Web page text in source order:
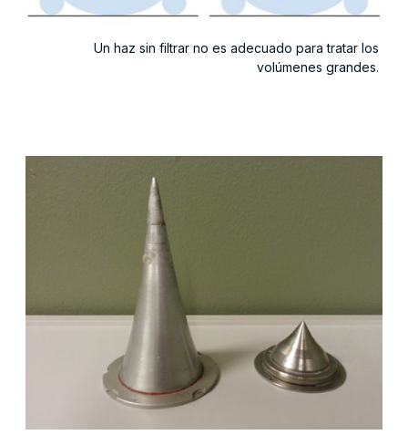
Un haz sin filtrar no es adecuado para tratar los
volúmenes grandes.